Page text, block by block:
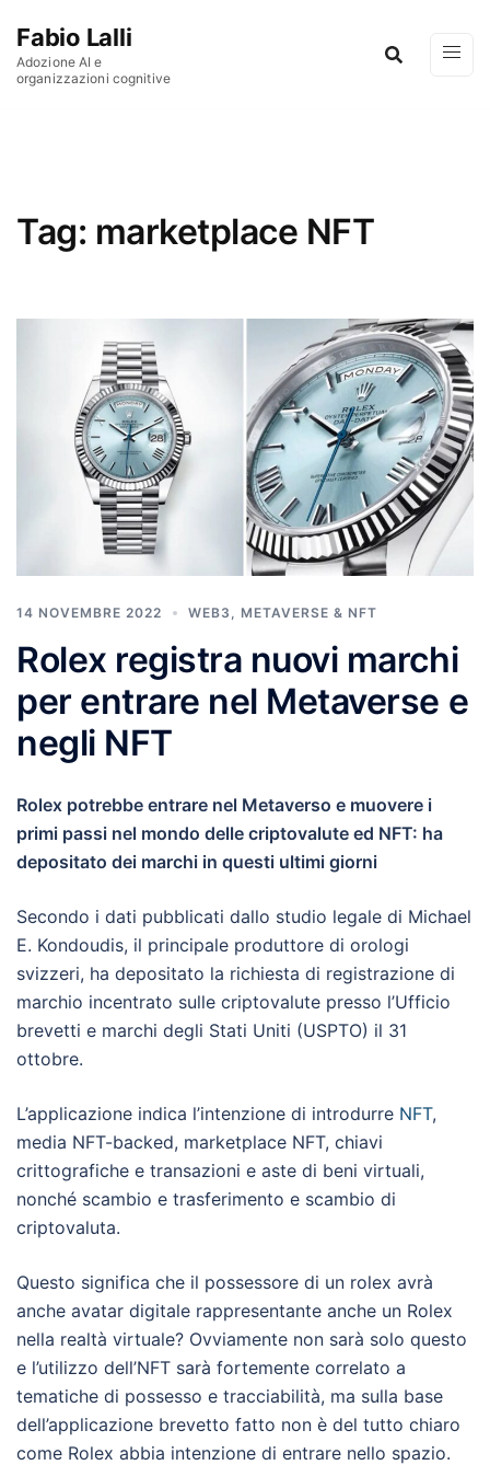
Fabio Lalli
Adozione AI e
organizzazioni cognitive
Tag: marketplace NFT
14 NOVEMBRE 2022 WEB3, METAVERSE & NFT
Rolex registra nuovi marchi
per entrare nel Metaverse e
negli NFT
Rolex potrebbe entrare nel Metaverso e muovere i
primi passi nel mondo delle criptovalute ed NFT: ha
depositato dei marchi in questi ultimi giorni
Secondo i dati pubblicati dallo studio legale di Michael
E. Kondoudis, il principale produttore di orologi
svizzeri, ha depositato la richiesta di registrazione di
marchio incentrato sulle criptovalute presso l’Ufficio
brevetti e marchi degli Stati Uniti (USPTO) il 31
ottobre.
L’applicazione indica l’intenzione di introdurre NFT,
media NFT-backed, marketplace NFT, chiavi
crittografiche e transazioni e aste di beni virtuali,
nonché scambio e trasferimento e scambio di
criptovaluta.
Questo significa che il possessore di un rolex avrà
anche avatar digitale rappresentante anche un Rolex
nella realtà virtuale? Ovviamente non sarà solo questo
e l’utilizzo dell’NFT sarà fortemente correlato a
tematiche di possesso e tracciabilità, ma sulla base
dell’applicazione brevetto fatto non è del tutto chiaro
come Rolex abbia intenzione di entrare nello spazio.